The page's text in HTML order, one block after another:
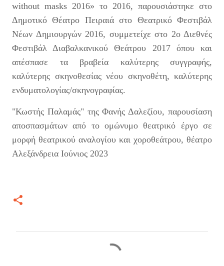
without masks 2016» το 2016, παρουσιάστηκε στο
Δημοτικό Θέατρο Πειραιά στο Θεατρικό Φεστιβάλ
Νέων Δημιουργών 2016, συμμετείχε στο 2ο Διεθνές
Φεστιβάλ Διαβαλκανικού Θεάτρου 2017 όπου και
απέσπασε τα βραβεία καλύτερης συγγραφής,
καλύτερης σκηνοθεσίας νέου σκηνοθέτη, καλύτερης
ενδυματολογίας/σκηνογραφίας.
"Κωστής Παλαμάς" της Φανής Δαλεζίου, παρουσίαση
αποσπασμάτων από το ομώνυμο θεατρικό έργο σε
μορφή θεατρικού αναλογίου και χοροθεάτρου, θέατρο
Αλεξάνδρεια Ιούνιος 2023